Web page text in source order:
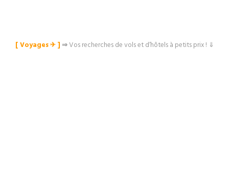
[ Voyages ✈︎ ]⇒Vos recherches de vols et d’hôtels à petits prix ! ⇓